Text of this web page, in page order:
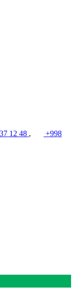
12 48 ,
+998